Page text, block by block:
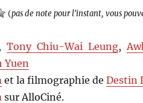
(pas de note pour l'instant, vous
,Tony Chiu-Wai Leung,
Yuen
et la filmographie deDestin
sur AlloCiné.